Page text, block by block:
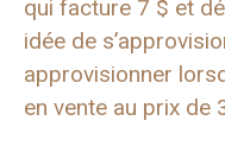
qui facture 7 $ et
idée de
approvisionner
en vente au prix de